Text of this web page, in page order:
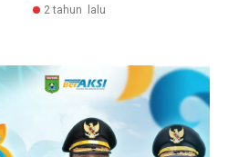
2 tahun lalu